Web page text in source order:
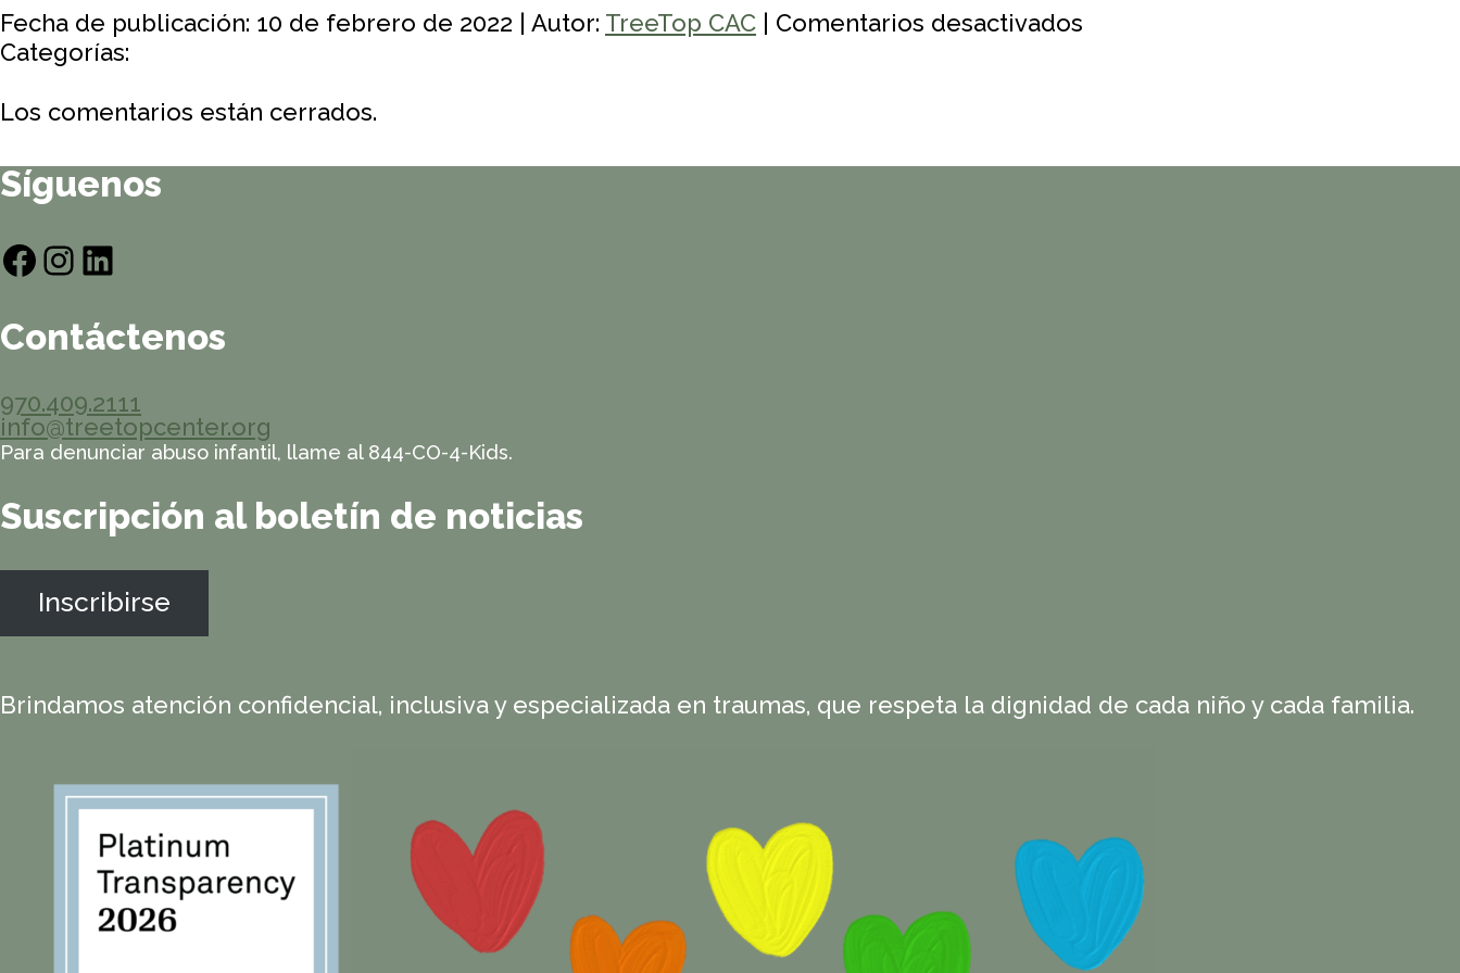
Fecha de publicación: 10 de febrero de 2022 | Autor: TreeTop CAC | Comentarios desactivados
Categorías:
Los comentarios están cerrados.
Síguenos
Facebook
Instagram
LinkedIn
Contáctenos
970.409.2111
info@treetopcenter.org
Para denunciar abuso infantil, llame al 844-CO-4-Kids.
Suscripción al boletín de noticias
Inscribirse
Brindamos atención confidencial, inclusiva y especializada en traumas, que respeta la dignidad de cada niño y cada familia.